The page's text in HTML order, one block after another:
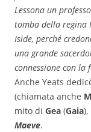
Lessona un
tomba della regina
Iside, perché
una grande
connessione con
Anche Yeats
(chiamata anche
mito di Gea (Gaia),
Maeve.